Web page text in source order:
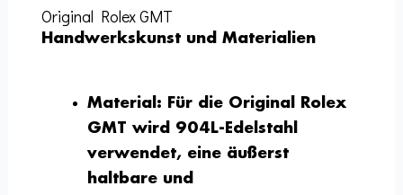
Original Rolex GMT
Handwerkskunst und Materialien
Material: Für die Original Rolex
GMT wird 904L-Edelstahl
verwendet, eine äußerst
haltbare und